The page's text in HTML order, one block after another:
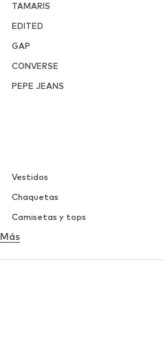
TAMARIS
EDITED
GAP
CONVERSE
PEPE JEANS
Vestidos
Chaquetas
Camisetas y tops
Ropa interior
Blusas y camisas
Más